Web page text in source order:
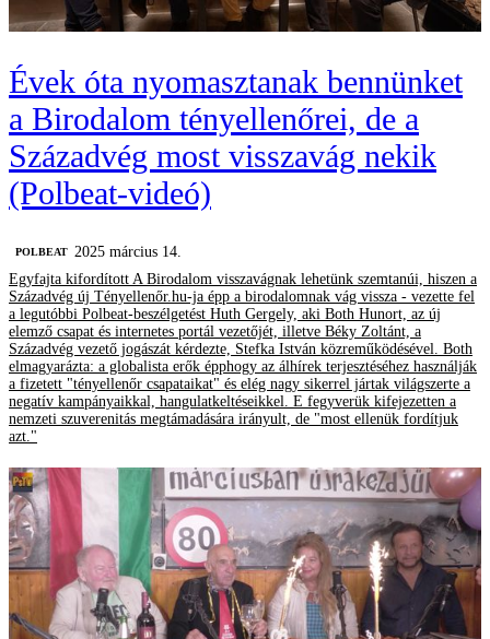
Évek óta nyomasztanak bennünket
a Birodalom tényellenőrei, de a
Századvég most visszavág nekik
(Polbeat-videó)
‎POLBEAT
2025 március 14.
Egyfajta kifordított A Birodalom visszavágnak lehetünk szemtanúi, hiszen a
Századvég új Tényellenőr.hu-ja épp a birodalomnak vág vissza - vezette fel
a legutóbbi Polbeat-beszélgetést Huth Gergely, aki Both Hunort, az új
elemző csapat és internetes portál vezetőjét, illetve Béky Zoltánt, a
Századvég vezető jogászát kérdezte, Stefka István közreműködésével. Both
elmagyarázta: a globalista erők épphogy az álhírek terjesztéséhez használják
a fizetett "tényellenőr csapataikat" és elég nagy sikerrel jártak világszerte a
negatív kampányaikkal, hangulatkeltéseikkel. E fegyverük kifejezetten a
nemzeti szuverenitás megtámadására irányult, de "most ellenük fordítjuk
azt."